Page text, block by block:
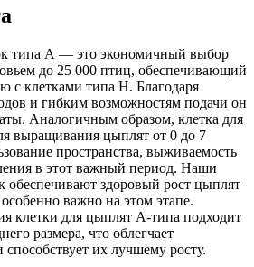
типа А — это экономичный выбор
до 25 000 птиц, обеспечивающий
с клетками типа Н. Благодаря
и гибким возможностям подачи он
Аналогичным образом, клетка для
выращивания цыплят от 0 до 7
пространства, выживаемость
в этот важный период. Наши
обеспечивают здоровый рост цыплят
важно на этом этапе.
клетки для цыплят А-типа подходит
размера, что облегчает
их лучшему росту.